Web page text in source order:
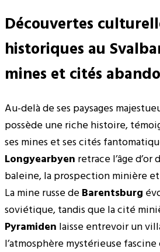
Découvertes
historiques au
mines et cités
Au-delà de ses paysages
possède une riche histoire,
ses mines et ses cités
Longyearbyen retrace l’âge d’or
baleine, la prospection minière
La mine russe deBarentsburg
soviétique, tandis que la cité
Pyramiden laisse entrevoir un
l’atmosphère mystérieuse